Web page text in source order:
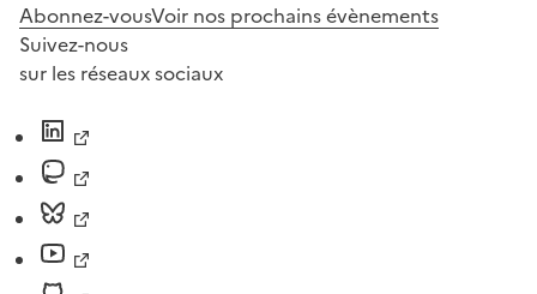
Abonnez-vousVoir nos prochains évènements
Suivez-nous
sur les réseaux sociaux